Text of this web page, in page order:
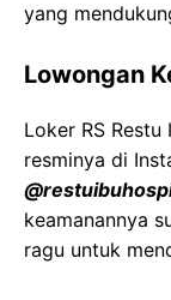
yang
Lowongan
Loker RS
resminya di
keamanannya
ragu untuk